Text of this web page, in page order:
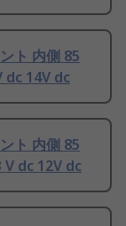
ト 内側 85
dc 14V dc
ト 内側 85
V dc 12V dc